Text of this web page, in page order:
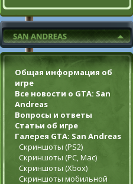
Общая информация об
игре
Все новости о GTA: San
Andreas
Вопросы и ответы
Статьи об игре
Галерея GTA: San Andreas
Скриншоты (PS2)
Скриншоты (PC, Mac)
Скриншоты (Xbox)
Скриншоты мобильной